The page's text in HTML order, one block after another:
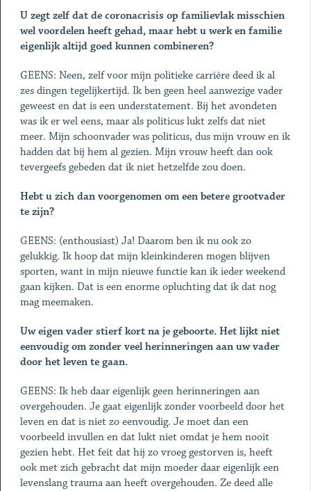
U zegt zelf dat de coronacrisis op familievlak misschien
wel voor­delen heeft gehad, maar hebt u werk en familie
eigenlijk altijd goed kunnen combineren?
GEENS: Neen, zelf voor mijn politieke carrière deed ik al
zes din­gen tegelijkertijd. Ik ben geen heel aanwezige vader
geweest en dat is een understatement. Bij het avondeten
was ik er wel eens, maar als politicus lukt zelfs dat niet
meer. Mijn schoonvader was politicus, dus mijn vrouw en ik
hadden dat bij hem al gezien. Mijn vrouw heeft dan ook
tevergeefs gebeden dat ik niet hetzelfde zou doen.
Hebt u zich dan voorgenomen om een betere grootvader
te zijn?
GEENS: (enthousiast) Ja! Daarom ben ik nu ook zo
gelukkig. Ik hoop dat mijn kleinkinderen mogen blijven
sporten, want in mijn nieuwe functie kan ik ieder weekend
gaan kijken. Dat is een enorme opluchting dat ik dat nog
mag meemaken.
Uw eigen vader stierf kort na je geboorte. Het lijkt niet
eenvoudig om zonder veel herinneringen aan uw vader
door het leven te gaan.
GEENS: Ik heb daar eigenlijk geen herinneringen aan
overgehou­den. Je gaat eigenlijk zonder voorbeeld door het
leven en dat is niet zo eenvoudig. Je moet dan een
voorbeeld invullen en dat lukt niet omdat je hem nooit
gezien hebt. Het feit dat hij zo vroeg ge­storven is, heeft
ook met zich gebracht dat mijn moeder daar ei­genlijk een
levenslang trauma aan heeft overgehouden. Ze deed alle